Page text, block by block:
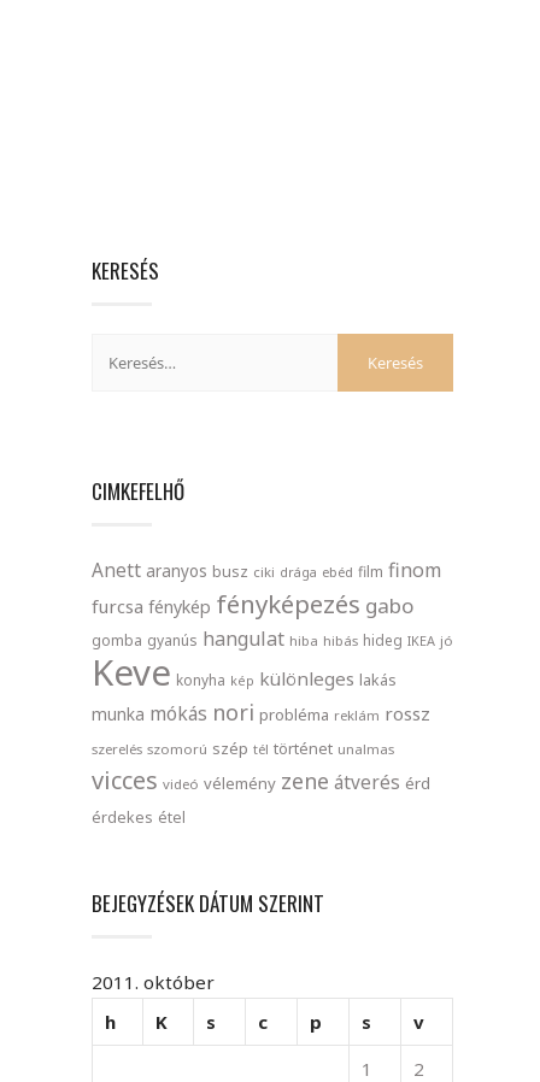
KERESÉS
CIMKEFELHŐ
Anett aranyos busz ciki drága ebéd film finom
furcsa fénykép fényképezés gabo
gomba gyanús hangulat hiba hibás hideg IKEA jó
Keve konyha kép különleges lakás
munka mókás nori probléma reklám rossz
szerelés szomorú szép tél történet unalmas
vicces videó vélemény zene átverés érd
érdekes étel
BEJEGYZÉSEK DÁTUM SZERINT
2011. október
h
K s c p s
v
1
2